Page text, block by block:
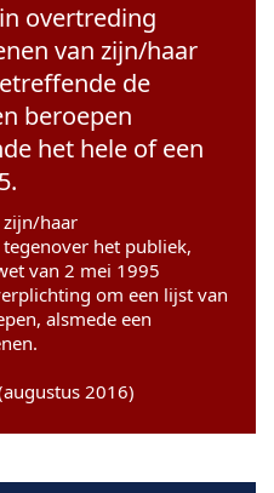
overtreding
van zijn/haar
de
beroepen
het hele of een
zijn/haar
het publiek,
van 2 mei 1995
om een lijst van
alsmede een
2016)